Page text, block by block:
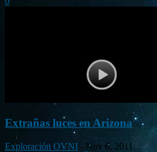
Extrañas luces en Arizona
Exploración OVNI - Nov 6, 2011